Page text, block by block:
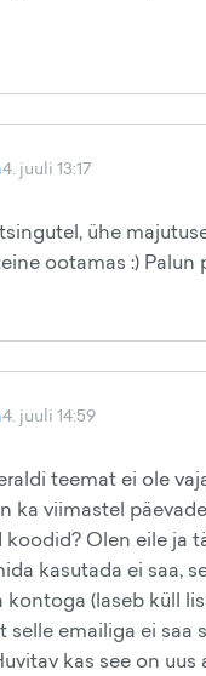
4. juuli 13:17
ühe
ootamas :) Palun
4. juuli 14:59
teemat ei ole
ka viimastel
koodid? Olen eile ja
kasutada ei saa,
kontoga (laseb küll
selle emailiga ei saa
kas see on